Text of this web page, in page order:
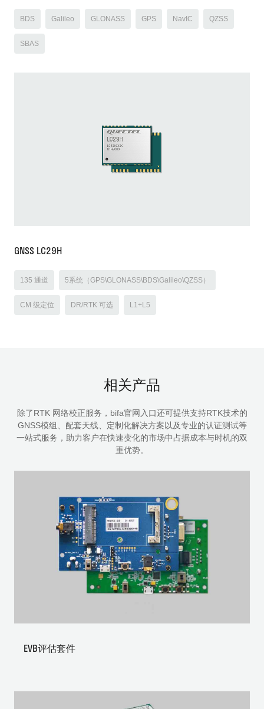
BDS Galileo GLONASS GPS NavIC QZSS
SBAS
GNSS LC29H
135 通道 5系统（GPS\GLONASS\BDS\Galileo\QZSS）
CM 级定位 DR/RTK 可选 L1+L5
相关产品
除了RTK 网络校正服务，bifa官网入口还可提供支持RTK技术的
GNSS模组、配套天线、定制化解决方案以及专业的认证测试等
一站式服务，助力客户在快速变化的市场中占据成本与时机的双
重优势。
EVB评估套件